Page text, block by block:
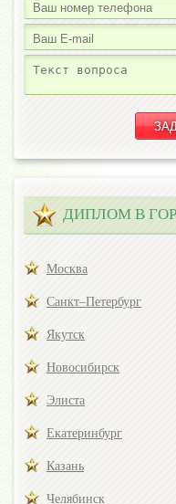
ДИПЛОМ В
Москва
Санкт–Петербург
Якутск
Новосибирск
Элиста
Екатеринбург
Казань
Челябинск